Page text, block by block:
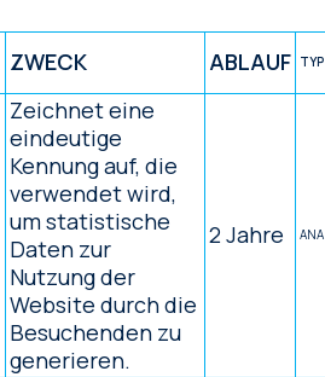
ZWECK ABLAUF TYP
Zeichnet eine
eindeutige
Kennung auf, die
verwendet wird,
um statistische
Daten zur
Nutzung der
Website durch die
Besuchenden zu
generieren.
2 Jahre